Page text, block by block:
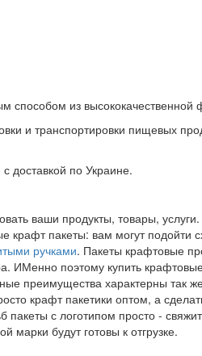
из высококачественной
и транспортировки пищевых
доставкой по Украине.
ваши продукты, товары,
пакеты: вам могут подойти
ручками. Пакеты крафтовые
ИМенно поэтому купить
преимущества характерны так
крафт пакетики оптом, а
пакеты с логотипом просто -
марки будут готовы к отгрузке.